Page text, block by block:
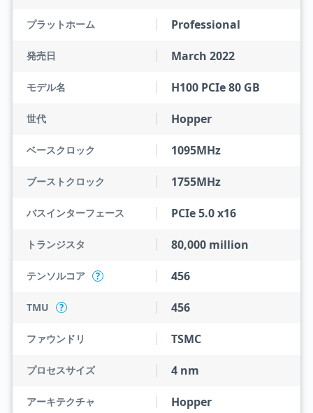
プラットホーム Professional
発売日 March 2022
モデル名 H100 PCIe 80 GB
世代 Hopper
ベースクロック 1095MHz
ブーストクロック 1755MHz
バスインターフェース PCIe 5.0 x16
トランジスタ 80,000 million
テンソルコア ? 456
TMU ? 456
ファウンドリ TSMC
プロセスサイズ 4 nm
アーキテクチャ Hopper